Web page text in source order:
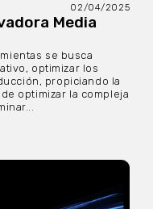
02/04/2025
Media
se busca
optimizar los
propiciando la
optimizar la compleja